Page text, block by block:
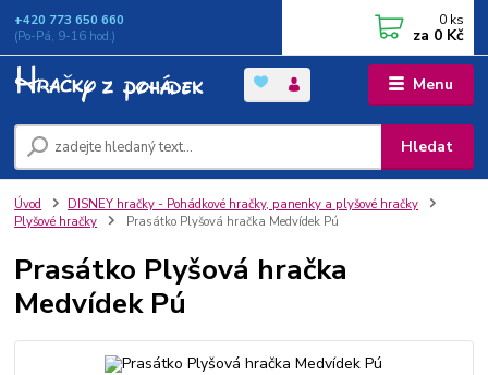
Menu
Hledat
+420 773 650 660
(Po-Pá, 9-16 hod.)
0 ks
za 0 Kč
Úvod
DISNEY hračky - Pohádkové hračky, panenky a plyšové hračky
Plyšové hračky
Prasátko Plyšová hračka Medvídek Pú
Prasátko Plyšová hračka
Medvídek Pú